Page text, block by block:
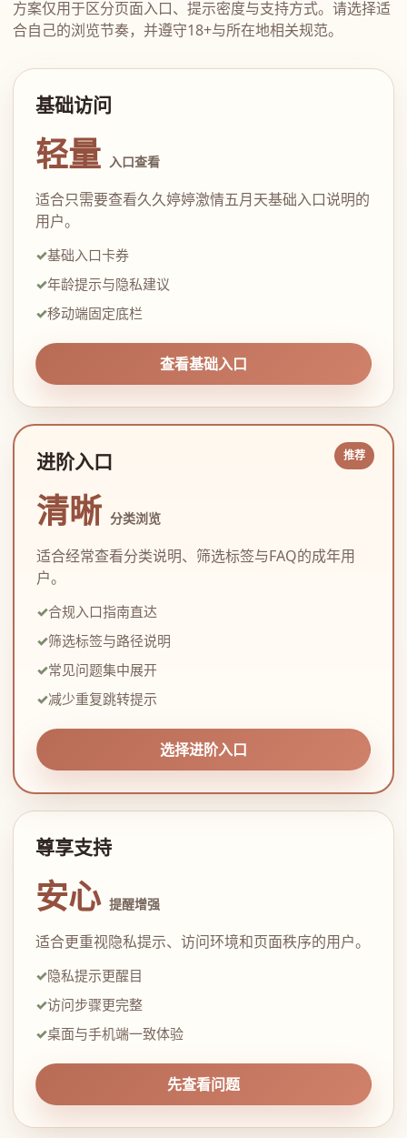
方案仅用于区分页面入口、提示密度与支持方式。请选择适
合自己的浏览节奏，并遵守18+与所在地相关规范。
基础访问
轻量 入口查看
适合只需要查看久久婷婷激情五月天基础入口说明的
用户。
基础入口卡券
年龄提示与隐私建议
移动端固定底栏
查看基础入口
进阶入口
清晰 分类浏览
适合经常查看分类说明、筛选标签与FAQ的成年用
户。
合规入口指南直达
筛选标签与路径说明
常见问题集中展开
减少重复跳转提示
选择进阶入口
尊享支持
安心 提醒增强
适合更重视隐私提示、访问环境和页面秩序的用户。
隐私提示更醒目
访问步骤更完整
桌面与手机端一致体验
先查看问题